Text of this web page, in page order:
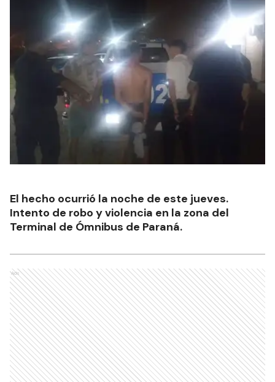
El hecho ocurrió la noche de este jueves.
Intento de robo y violencia en la zona del
Terminal de Ómnibus de Paraná.
Ads